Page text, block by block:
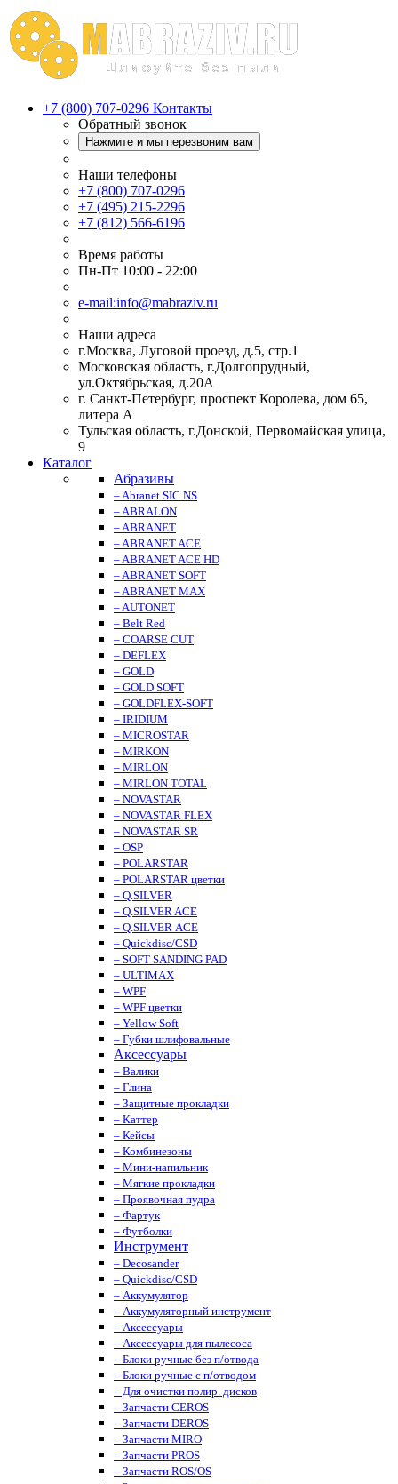
+7 (800) 707-0296 Контакты
Обратный звонок
Нажмите и мы перезвоним вам
Наши телефоны
+7 (800) 707-0296
+7 (495) 215-2296
+7 (812) 566-6196
Время работы
Пн-Пт 10:00 - 22:00
e-mail:info@mabraziv.ru
Наши адреса
г.Москва, Луговой проезд, д.5, стр.1
Московская область, г.Долгопрудный,
ул.Октябрьская, д.20А
г. Санкт-Петербург, проспект Королева, дом 65,
литера А
Тульская область, г.Донской, Первомайская улица,
9
Каталог
Абразивы
– Abranet SIC NS
– ABRALON
– ABRANET
– ABRANET ACE
– ABRANET ACE HD
– ABRANET SOFT
– ABRANET MAX
– AUTONET
– Belt Red
– COARSE CUT
– DEFLEX
– GOLD
– GOLD SOFT
– GOLDFLEX-SOFT
– IRIDIUM
– MICROSTAR
– MIRKON
– MIRLON
– MIRLON TOTAL
– NOVASTAR
– NOVASTAR FLEX
– NOVASTAR SR
– OSP
– POLARSTAR
– POLARSTAR цветки
– Q.SILVER
– Q.SILVER ACE
– Q.SILVER ACE
– Quickdisc/CSD
– SOFT SANDING PAD
– ULTIMAX
– WPF
– WPF цветки
– Yellow Soft
– Губки шлифовальные
Аксессуары
– Валики
– Глина
– Защитные прокладки
– Каттер
– Кейсы
– Комбинезоны
– Мини-напильник
– Мягкие прокладки
– Проявочная пудра
– Фартук
– Футболки
Инструмент
– Decosander
– Quickdisc/CSD
– Аккумулятор
– Аккумуляторный инструмент
– Аксессуары
– Аксессуары для пылесоса
– Блоки ручные без п/отвода
– Блоки ручные с п/отводом
– Для очистки полир. дисков
– Запчасти CEROS
– Запчасти DEROS
– Запчасти MIRO
– Запчасти PROS
– Запчасти ROS/OS